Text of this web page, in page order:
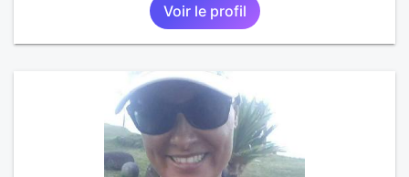
EN FRANCE OU AILLEURS. ETRE A L ECOUTE DE L
AUTRE, ET LA VIE SERA PLUS BELLE
ENCORE.....................
Voir le profil